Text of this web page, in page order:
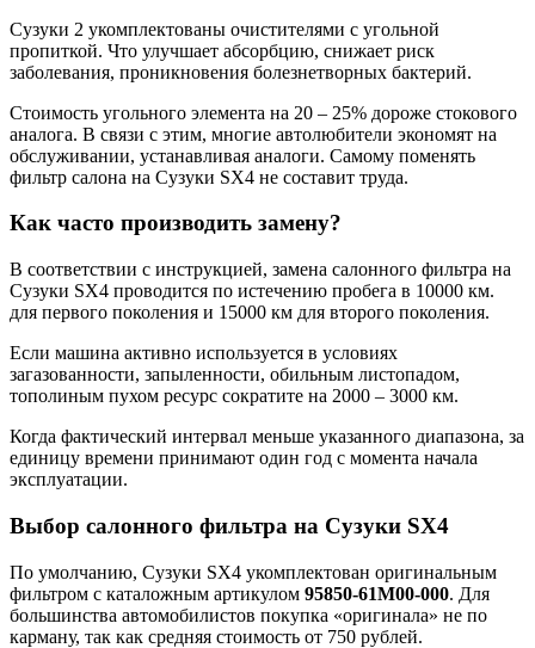
Сузуки 2 укомплектованы очистителями с угольной
пропиткой. Что улучшает абсорбцию, снижает риск
заболевания, проникновения болезнетворных бактерий.
Стоимость угольного элемента на 20 – 25% дороже стокового
аналога. В связи с этим, многие автолюбители экономят на
обслуживании, устанавливая аналоги. Самому поменять
фильтр салона на Сузуки SX4 не составит труда.
Как часто производить замену?
В соответствии с инструкцией, замена салонного фильтра на
Сузуки SX4 проводится по истечению пробега в 10000 км.
для первого поколения и 15000 км для второго поколения.
Если машина активно используется в условиях
загазованности, запыленности, обильным листопадом,
тополиным пухом ресурс сократите на 2000 – 3000 км.
Когда фактический интервал меньше указанного диапазона, за
единицу времени принимают один год с момента начала
эксплуатации.
Выбор салонного фильтра на Сузуки SX4
По умолчанию, Сузуки SX4 укомплектован оригинальным
фильтром с каталожным артикулом 95850-61М00-000. Для
большинства автомобилистов покупка «оригинала» не по
карману, так как средняя стоимость от 750 рублей.